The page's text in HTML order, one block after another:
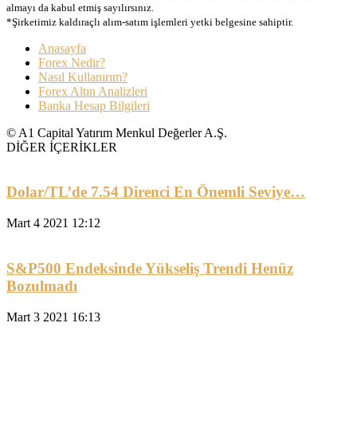
almayı da kabul etmiş sayılırsınız.
*Şirketimiz kaldıraçlı alım-satım işlemleri yetki belgesine sahiptir.
Anasayfa
Forex Nedir?
Nasıl Kullanırım?
Forex Altın Analizleri
Banka Hesap Bilgileri
© A1 Capital Yatırım Menkul Değerler A.Ş.
DİĞER İÇERİKLER
Dolar/TL’de 7.54 Direnci En Önemli Seviye…
Mart 4 2021 12:12
S&P500 Endeksinde Yükseliş Trendi Henüz
Bozulmadı
Mart 3 2021 16:13